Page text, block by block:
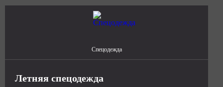
Спецодежда
Летняя спецодежда